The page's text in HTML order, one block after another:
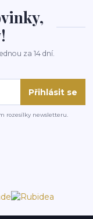
za 14 dní.
Přihlásit se
rozesílky newsletteru.